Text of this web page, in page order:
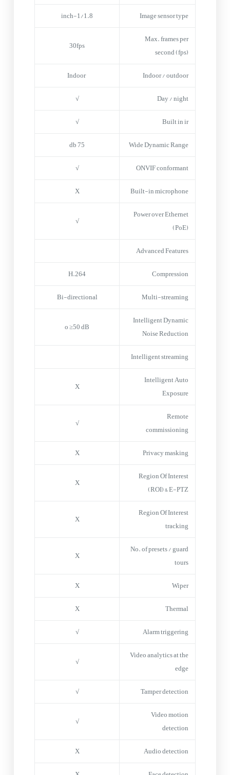
Image sensor type
1/1.8-inch
Max. frames per
second (fps)
30fps
Indoor / outdoor
Indoor
Day / night
√
Built in ir
√
Wide Dynamic Range
75 db
ONVIF conformant
√
Built-in microphone
X
Power over Ethernet
(PoE)
√
Advanced Features
Compression
H.264
Multi-streaming
Bi-directional
Intelligent Dynamic
Noise Reduction
o ≥50 dB
Intelligent streaming
Intelligent Auto
Exposure
X
Remote
commissioning
√
Privacy masking
X
Region Of Interest
(ROI) & E-PTZ
X
Region Of Interest
tracking
X
No. of presets / guard
tours
X
Wiper
X
Thermal
X
Alarm triggering
√
Video analytics at the
edge
√
Tamper detection
√
Video motion
detection
√
Audio detection
X